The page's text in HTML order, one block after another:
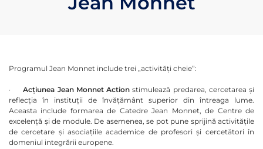
Programul Jean Monnet include trei „activități cheie”:
·Acțiunea Jean Monnet Action stimulează predarea, cercetarea și
reflecția în instituții de învățământ superior din întreaga lume.
Aceasta include formarea de Catedre Jean Monnet, de Centre de
excelență și de module. De asemenea, se pot pune sprijină activitățile
de cercetare și asociațiile academice de profesori și cercetători în
domeniul integrării europene.